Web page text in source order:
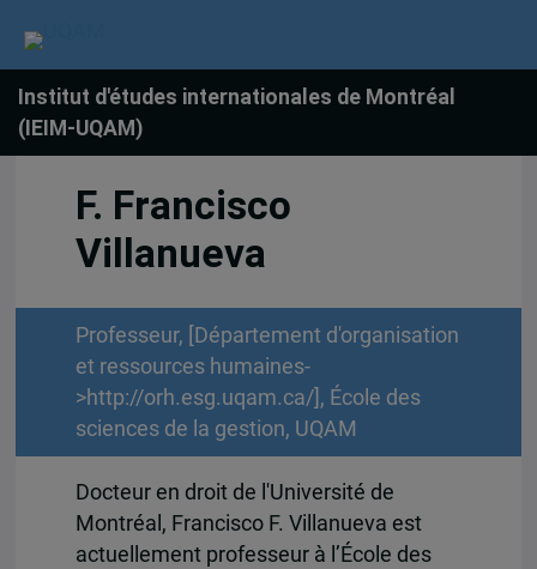
Institut d'études internationales de Montréal
(IEIM-UQAM)
F. Francisco
Villanueva
Professeur, [Département d'organisation
et ressources humaines-
>http://orh.esg.uqam.ca/], École des
sciences de la gestion, UQAM
Docteur en droit de l'Université de
Montréal, Francisco F. Villanueva est
actuellement professeur à l’École des